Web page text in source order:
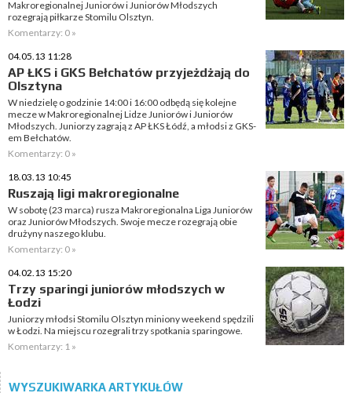
Makroregionalnej Juniorów i Juniorów Młodszych
rozegrają piłkarze Stomilu Olsztyn.
Komentarzy: 0 »
04.05.13 11:28
AP ŁKS i GKS Bełchatów przyjeżdżają do
Olsztyna
W niedzielę o godzinie 14:00 i 16:00 odbędą się kolejne
mecze w Makroregionalnej Lidze Juniorów i Juniorów
Młodszych. Juniorzy zagrają z AP ŁKS Łódź, a młodsi z GKS-
em Bełchatów.
Komentarzy: 0 »
18.03.13 10:45
Ruszają ligi makroregionalne
W sobotę (23 marca) rusza Makroregionalna Liga Juniorów
oraz Juniorów Młodszych. Swoje mecze rozegrają obie
drużyny naszego klubu.
Komentarzy: 0 »
04.02.13 15:20
Trzy sparingi juniorów młodszych w
Łodzi
Juniorzy młodsi Stomilu Olsztyn miniony weekend spędzili
w Łodzi. Na miejscu rozegrali trzy spotkania sparingowe.
Komentarzy: 1 »
WYSZUKIWARKA ARTYKUŁÓW